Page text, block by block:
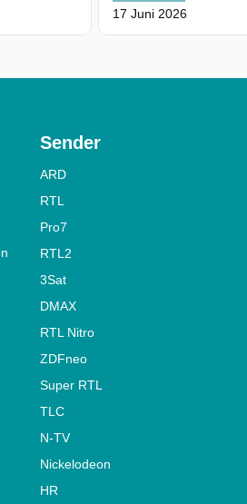
17 Juni 2026
Sender
ARD
RTL
Pro7
RTL2
3Sat
DMAX
RTL Nitro
ZDFneo
Super RTL
TLC
N-TV
Nickelodeon
HR